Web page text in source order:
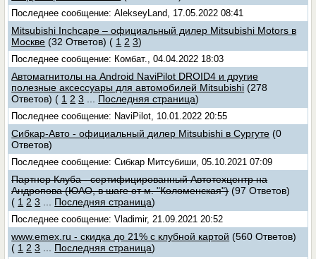
Последнее сообщение: AlekseyLand, 17.05.2022 08:41
Mitsubishi Inchcape – официальный дилер Mitsubishi Motors в
Москве (32 Ответов) ( 1 2 3)
Последнее сообщение: Комбат., 04.04.2022 18:03
Автомагнитолы на Android NaviPilot DROID4 и другие
полезные аксессуары для автомобилей Mitsubishi (278
Ответов) ( 1 2 3 Последняя страница)
Последнее сообщение: NaviPilot, 10.01.2022 20:55
Сибкар-Авто - официальный дилер Mitsubishi в Сургуте (0
Ответов)
Последнее сообщение: Сибкар Митсубиши, 05.10.2021 07:09
Партнер Клуба - сертифицированный Автотехцентр на
Андропова (ЮАО, в шаге от м. "Коломенская") (97 Ответов)
( 1 2 3 Последняя страница)
Последнее сообщение: Vladimir, 21.09.2021 20:52
www.emex.ru - скидка до 21% с клубной картой (560 Ответов)
( 1 2 3 Последняя страница)